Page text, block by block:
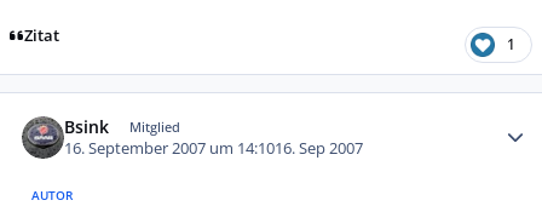
Zitat 1
Bsink Mitglied
16. September 2007 um 14:1016. Sep 2007
AUTOR